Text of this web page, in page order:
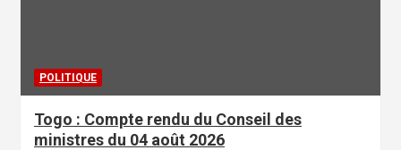
POLITIQUE
Togo : Compte rendu du Conseil des
ministres du 04 août 2026